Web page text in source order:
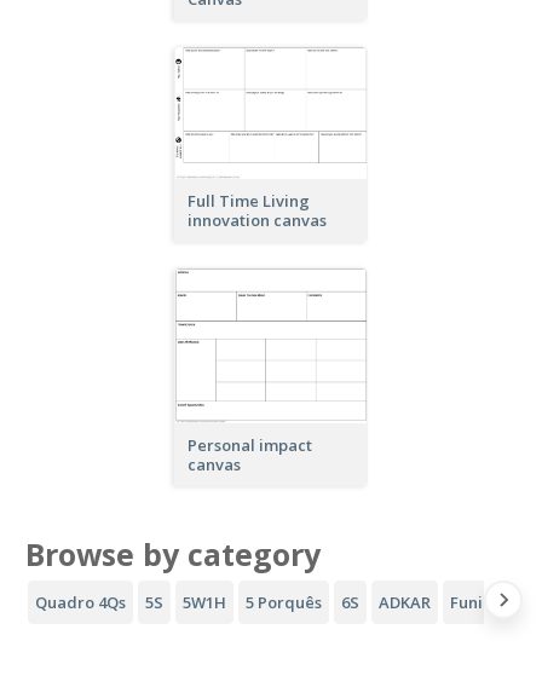
Full Time Living
innovation canvas
Personal impact
canvas
Browse by category
Quadro 4Qs 5S 5W1H 5 Porquês 6S ADKAR Funil AIDA